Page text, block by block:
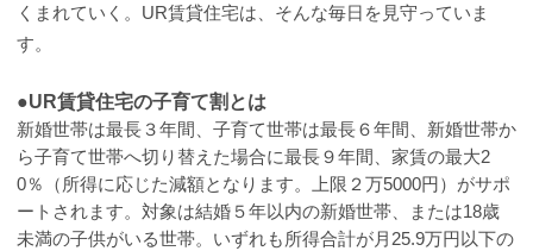
くまれていく。UR賃貸住宅は、そんな毎日を見守っていま
す。
●UR賃貸住宅の子育て割とは
新婚世帯は最長３年間、子育て世帯は最長６年間、新婚世帯か
ら子育て世帯へ切り替えた場合に最長９年間、家賃の最大2
0％（所得に応じた減額となります。上限２万5000円）がサポ
ートされます。対象は結婚５年以内の新婚世帯、または18歳
未満の子供がいる世帯。いずれも所得合計が月25.9万円以下の